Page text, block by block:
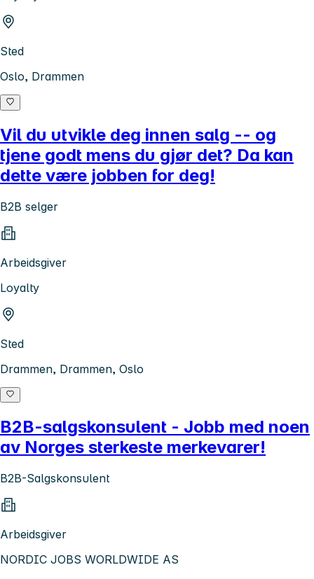
Sted
Oslo, Drammen
Vil du utvikle deg innen salg -- og
tjene godt mens du gjør det? Da kan
dette være jobben for deg!
B2B selger
Arbeidsgiver
Loyalty
Sted
Drammen, Drammen, Oslo
B2B-salgskonsulent - Jobb med noen
av Norges sterkeste merkevarer!
B2B-Salgskonsulent
Arbeidsgiver
NORDIC JOBS WORLDWIDE AS